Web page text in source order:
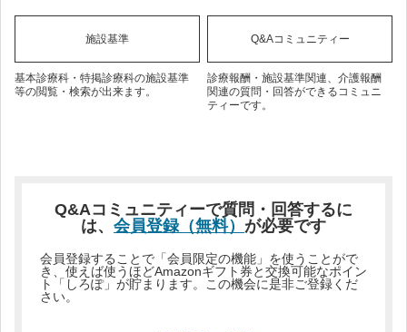
施設基準
基本診療科・特掲診療科の施設基準
等の閲覧・検索が出来ます。
Q&Aコミュニティー
診療報酬・施設基準関連、介護報酬
関連の質問・回答ができるコミュニ
ティーです。
Q&Aコミュニティーで質問・回答するに
は、 会員登録（無料） が必要です
会員登録することで「会員限定の機能」を使うことがで
き、使えば使うほどAmazonギフト券と交換可能なポイン
ト「しろぽ」が貯まります。この機会に是非ご登録くだ
さい。